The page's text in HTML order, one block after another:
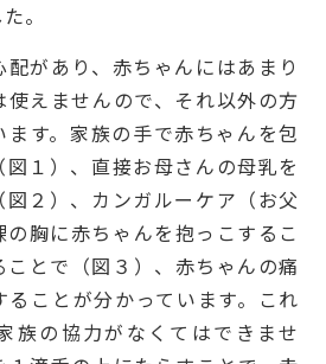
。
があり、赤ちゃんにはあまり
えませんので、それ以外の方
す。家族の手で赤ちゃんを包
１）、直接お母さんの母乳を
２）、カンガルーケア（お父
胸に赤ちゃんを抱っこするこ
ことで（図３）、赤ちゃんの痛
ことが分かっています。これ
族の協力がなくてはできませ